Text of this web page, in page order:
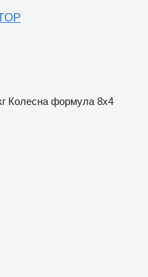
Колесна формула 8x4